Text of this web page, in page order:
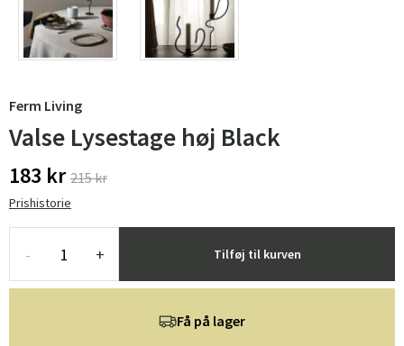
Ferm Living
Valse Lysestage høj Black
183 kr 215 kr
Prishistorie
- + Tilføj til kurven
Få på lager